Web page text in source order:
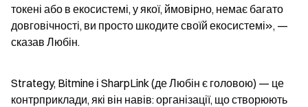
токені або в екосистемі, у якої, ймовірно, немає багато
довговічності, ви просто шкодите своїй екосистемі», —
сказав Любін.
Strategy, Bitmine і SharpLink (де Любін є головою) — це
контрприклади, які він навів: організації, що створюють